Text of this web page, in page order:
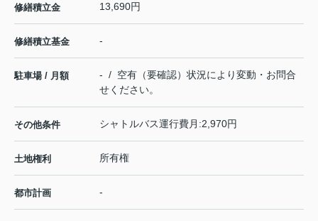
修繕積立金 13,690円
修繕積立基金 -
駐車場 / 月額
- / 空有（要確認）状況により変動・お問合
せください。
その他条件 シャトルバス運行費月:2,970円
土地権利 所有権
都市計画 -